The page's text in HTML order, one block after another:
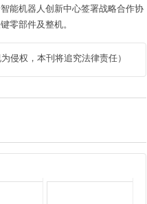
能机器人创新中心签署战略合作协
零部件及整机。
侵权，本刊将追究法律责任）